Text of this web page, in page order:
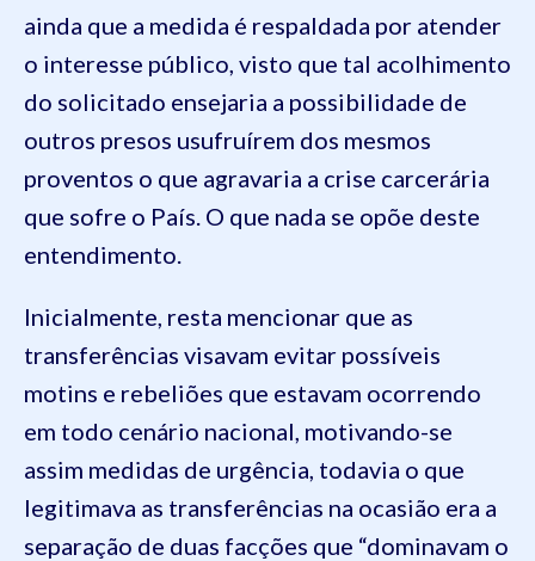
ainda que a medida é respaldada por atender
o interesse público, visto que tal acolhimento
do solicitado ensejaria a possibilidade de
outros presos usufruírem dos mesmos
proventos o que agravaria a crise carcerária
que sofre o País. O que nada se opõe deste
entendimento.
Inicialmente, resta mencionar que as
transferências visavam evitar possíveis
motins e rebeliões que estavam ocorrendo
em todo cenário nacional, motivando-se
assim medidas de urgência, todavia o que
legitimava as transferências na ocasião era a
separação de duas facções que “dominavam o